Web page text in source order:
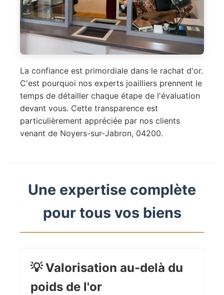
La confiance est primordiale dans le rachat d'or.
C'est pourquoi nos experts joailliers prennent le
temps de détailler chaque étape de l'évaluation
devant vous. Cette transparence est
particulièrement appréciée par nos clients
venant de Noyers-sur-Jabron, 04200.
Une expertise complète
pour tous vos biens
💡Valorisation au-delà du
poids de l'or